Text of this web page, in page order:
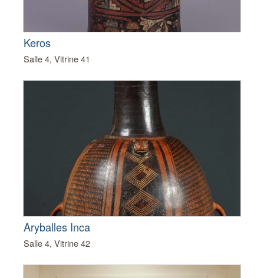
Keros
Salle 4, Vitrine 41
Aryballes Inca
Salle 4, Vitrine 42